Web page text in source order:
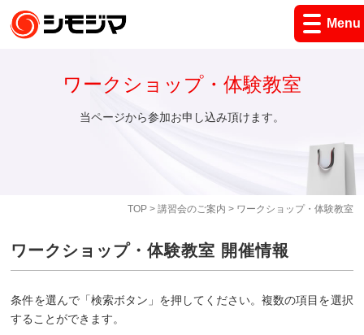
Menu
TOP> 講習会のご案内 > ワークショップ・体験教室
ワークショップ・体験教室
当ページから参加お申し込み頂けます。
ワークショップ・体験教室 開催情報
条件を選んで「検索ボタン」を押してください。複数の項目を選択
することができます。